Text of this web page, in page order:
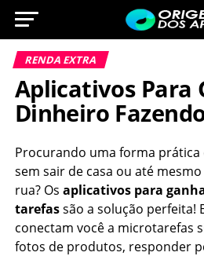
RENDA EXTRA
Aplicativos Para
Dinheiro
Procurando uma forma
sem sair de casa ou até
rua? Os aplicativos para
tarefassão a solução perfeita!
conectam você a microtarefas
fotos de produtos, responder